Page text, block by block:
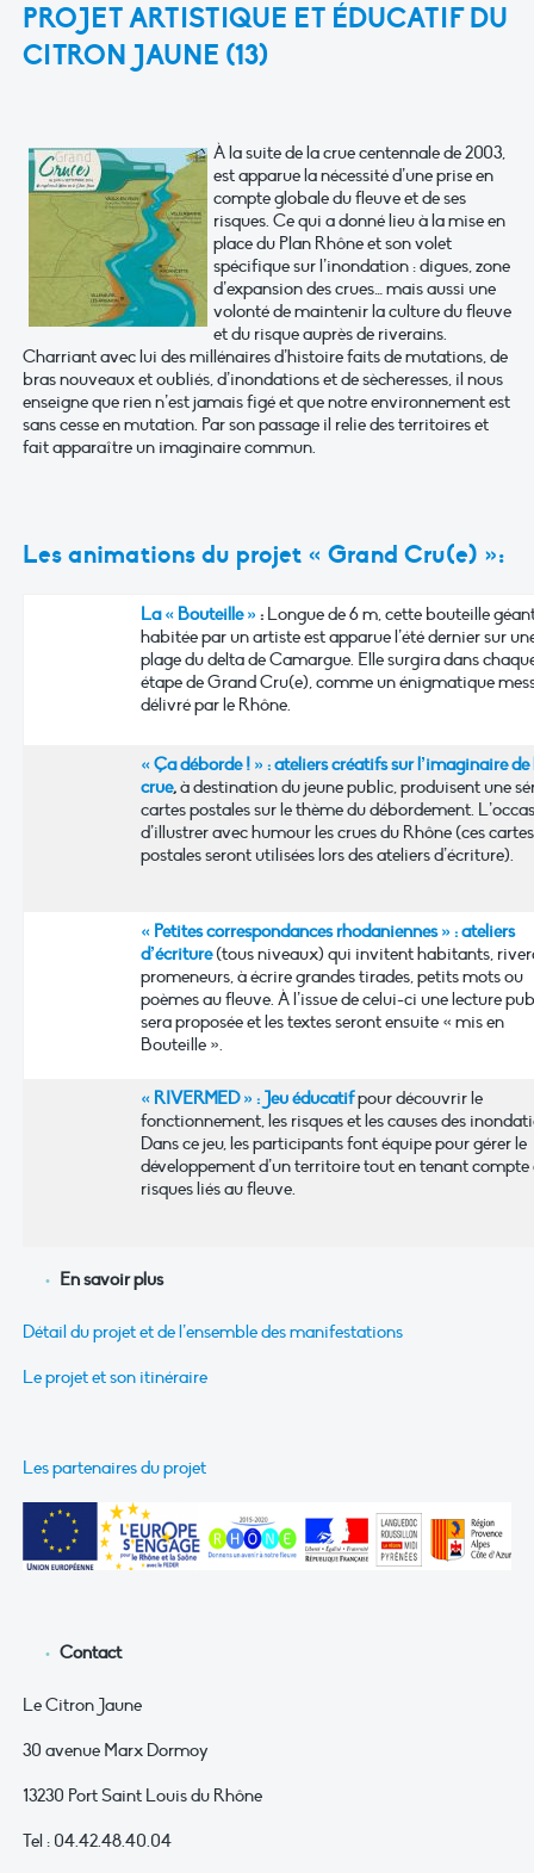
PROJET ARTISTIQUE ET ÉDUCATIF DU
CITRON JAUNE (13)
À la suite de la crue centennale de 2003,
est apparue la nécessité d’une prise en
compte globale du fleuve et de ses
risques. Ce qui a donné lieu à la mise en
place du Plan Rhône et son volet
spécifique sur l’inondation : digues, zone
d’expansion des crues… mais aussi une
volonté de maintenir la culture du fleuve
et du risque auprès de riverains.
Charriant avec lui des millénaires d’histoire faits de mutations, de
bras nouveaux et oubliés, d’inondations et de sècheresses, il nous
enseigne que rien n’est jamais figé et que notre environnement est
sans cesse en mutation. Par son passage il relie des territoires et
fait apparaître un imaginaire commun.
Les animations du projet « Grand Cru(e) »:
La « Bouteille » : Longue de 6 m, cette bouteille
habitée par un artiste est apparue l’été dernier sur
plage du delta de Camargue. Elle surgira dans
étape de Grand Cru(e), comme un énigmatique
délivré par le Rhône.
« Ça déborde ! » : ateliers créatifs sur l’imaginaire de
crue,à destination du jeune public, produisent une
cartes postales sur le thème du débordement.
d’illustrer avec humour les crues du Rhône (ces cartes
postales seront utilisées lors des ateliers d’écriture).
« Petites correspondances rhodaniennes » : ateliers
d’écriture(tous niveaux) qui invitent habitants,
promeneurs, à écrire grandes tirades, petits mots ou
poèmes au fleuve. À l’issue de celui-ci une lecture
sera proposée et les textes seront ensuite « mis en
Bouteille ».
« RIVERMED » : Jeu éducatifpour découvrir le
fonctionnement, les risques et les causes des
Dans ce jeu, les participants font équipe pour gérer le
développement d’un territoire tout en tenant compte
risques liés au fleuve.
En savoir plus
Détail du projet et de l’ensemble des manifestations
Le projet et son itinéraire
Les partenaires du projet
Contact
Le Citron Jaune
30 avenue Marx Dormoy
13230 Port Saint Louis du Rhône
Tel : 04.42.48.40.04